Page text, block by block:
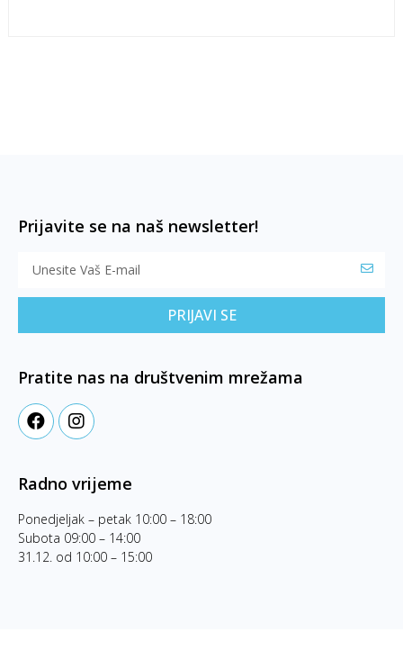
Prijavite se na naš newsletter!
PRIJAVI SE
Pratite nas na društvenim mrežama
Radno vrijeme
Ponedjeljak – petak 10:00 – 18:00
Subota 09:00 – 14:00
31.12. od 10:00 – 15:00